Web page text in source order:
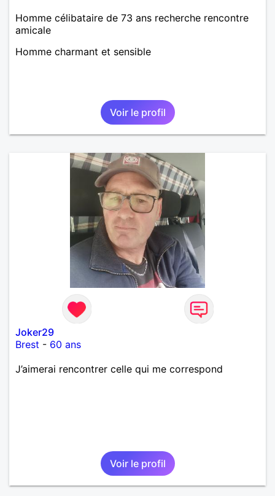
Homme célibataire de 73 ans recherche rencontre
amicale
Homme charmant et sensible
Voir le profil
Joker29
Brest - 60 ans
J’aimerai rencontrer celle qui me correspond
Voir le profil